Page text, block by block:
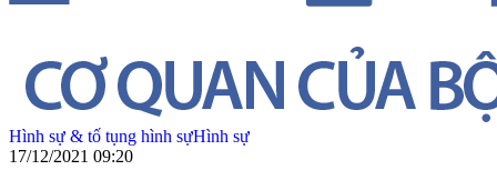
Hình sự & tố tụng hình sựHình sự
17/12/2021 09:20